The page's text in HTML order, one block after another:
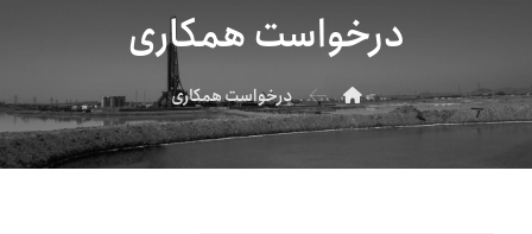
درخواست همکاری
درخواست همکاری